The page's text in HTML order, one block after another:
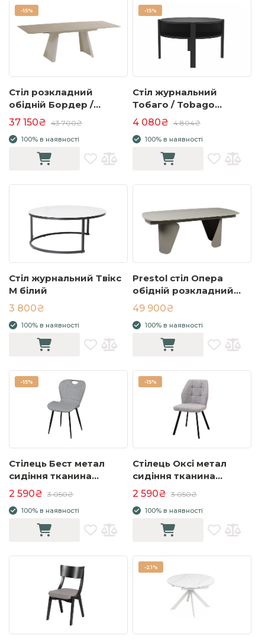
-15%
Стіл розкладний
обідній Бордер /
Border
1800/2400x960x780
бежевий мат
37 150₴ 43 700₴
100% в наявності
-15%
Стіл журнальний
Тобаго / Tobago
чорний
4 080₴ 4 804₴
100% в наявності
Стіл журнальний Твікс
M білий
3 800₴
100% в наявності
Prestol стіл Опера
обідній розкладний
керамічний
2000/3000х1000х750
травертин
49 900₴
100% в наявності
-15%
Стілець Бест метал
сидіння тканина
495x585x850 сірий
2 590₴ 3 050₴
100% в наявності
-15%
Стілець Оксі метал
сидіння тканина
460x595x855 сірий
2 590₴ 3 050₴
100% в наявності
-21%